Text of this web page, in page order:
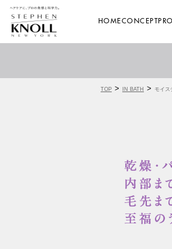
HOMECONCEPT
TOP > IN BATH > モイス